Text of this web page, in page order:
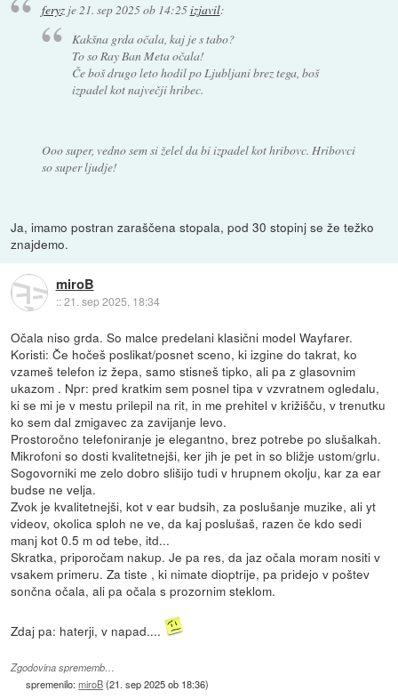
feryzje21. sep 2025 ob 14:25izjavil:
Kakšna grda očala, kaj je s tabo?
To so Ray Ban Meta očala!
Če boš drugo leto hodil po Ljubljani brez tega, boš
izpadel kot največji hribec.
Ooo super, vedno sem si želel da bi izpadel kot hribovc. Hribovci
so super ljudje!
Ja, imamo postran zaraščena stopala, pod 30 stopinj se že težko
znajdemo.
miroB
::21. sep 2025, 18:34
Očala niso grda. So malce predelani klasični model Wayfarer.
Koristi: Če hočeš poslikat/posnet sceno, ki izgine do takrat, ko
vzameš telefon iz žepa, samo stisneš tipko, ali pa z glasovnim
ukazom . Npr: pred kratkim sem posnel tipa v vzvratnem ogledalu,
ki se mi je v mestu prilepil na rit, in me prehitel v križišču, v trenutku
ko sem dal zmigavec za zavijanje levo.
Prostoročno telefoniranje je elegantno, brez potrebe po slušalkah.
Mikrofoni so dosti kvalitetnejši, ker jih je pet in so bližje ustom/grlu.
Sogovorniki me zelo dobro slišijo tudi v hrupnem okolju, kar za ear
budse ne velja.
Zvok je kvalitetnejši, kot v ear budsih, za poslušanje muzike, ali yt
videov, okolica sploh ne ve, da kaj poslušaš, razen če kdo sedi
manj kot 0.5 m od tebe, itd...
Skratka, priporočam nakup. Je pa res, da jaz očala moram nositi v
vsakem primeru. Za tiste , ki nimate dioptrije, pa pridejo v poštev
sončna očala, ali pa očala s prozornim steklom.
Zdaj pa: haterji, v napad....
Zgodovina sprememb…
spremenilo:miroB(21. sep 2025 ob 18:36)